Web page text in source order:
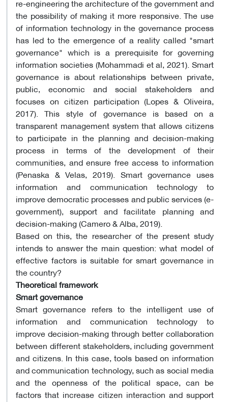
the possibility of making it more responsive. The use
of information technology in the governance process
has led to the emergence of a reality called "smart
governance" which is a prerequisite for governing
information societies (Mohammadi et al, 2021). Smart
governance is about relationships between private,
public, economic and social stakeholders and
focuses on citizen participation (Lopes & Oliveira,
2017). This style of governance is based on a
transparent management system that allows citizens
to participate in the planning and decision-making
process in terms of the development of their
communities, and ensure free access to information
(Penaska & Velas, 2019). Smart governance uses
information and communication technology to
improve democratic processes and public services (e-
government), support and facilitate planning and
decision-making (Camero & Alba, 2019).
Based on this, the researcher of the present study
intends to answer the main question: what model of
effective factors is suitable for smart governance in
the country?
Theoretical framework
Smart governance
Smart governance refers to the intelligent use of
information and communication technology to
improve decision-making through better collaboration
between different stakeholders, including government
and citizens. In this case, tools based on information
and communication technology, such as social media
and the openness of the political space, can be
factors that increase citizen interaction and support